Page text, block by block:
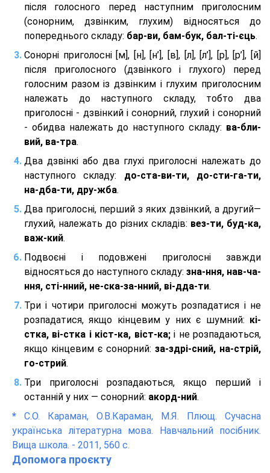
після голосного перед наступним приголосним
(сонорним, дзвінким, глухим) відносяться до
попереднього складу: бар-ви, бам-бук, бал-ті-єць.
Сонорні приголосні [м], [н], [н’], [в], [л], [л’], [р], [р’], [й]
після приголосного (дзвінкого і глухого) перед
голосним разом із дзвінким і глухим приголосним
належать до наступного складу, тобто два
приголосні - дзвінкий і сонорний, глухий і сонорний
- обидва належать до наступного складу: ва-бли-
вий, ва-тра.
Два дзвінкі або два глухі приголосні належать до
наступного складу: до-ста-ви-ти, до-сти-га-ти,
на-дба-ти, дру-жба.
Два приголосні, перший з яких дзвінкий, а другий—
глухий, належать до різних складів: вез-ти, буд-ка,
важ-кий.
Подвоєні і подовжені приголосні завжди
відносяться до наступного складу: зна-ння, нав-ча-
ння, сті-нний, не-ска-за-нний, ві-дда-ти.
Три і чотири приголосні можуть розпадатися і не
розпадатися, якщо кінцевим у них є шумний: кі-
стка, ві-стка і кіст-ка, віст-ка;і не розпадаються,
якщо кінцевим є сонорний: за-здрі-сний, на-стрій,
го-стрий.
Три приголосні розпадаються, якщо перший і
останній у них — сонорний: акорд-ний.
* С.О. Караман, О.В.Караман, М.Я. Плющ. Сучасна
українська літературна мова. Навчальний посібник.
Вища школа. - 2011, 560 с.
Допомога проєкту